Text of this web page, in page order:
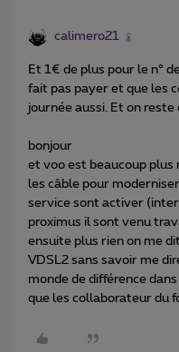
calimero21
Et 1€ de plus pour le n°
fait pas payer et que les
journée aussi. Et on reste
bonjour
et voo est beaucoup
les câble pour
service sont activer
proximus il sont venu
ensuite plus rien on me
VDSL2 sans savoir me
monde de différence
que les collaborateur du